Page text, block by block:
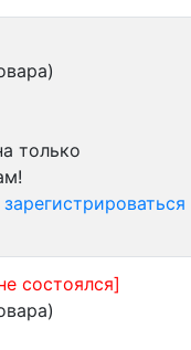
только
зарегистрироваться
состоялся]